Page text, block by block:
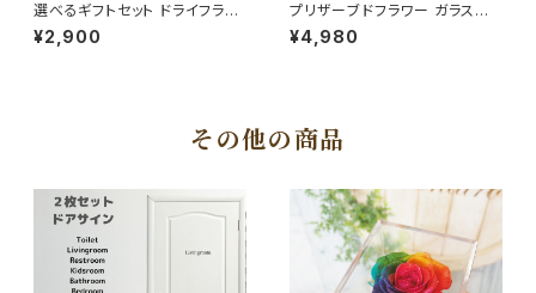
選べるギフトセット ドライフラワ
ー フェイスローラー マッサージ
ローラー エンペロープ 壁掛け
¥2,900
プリザーブドフラワー ガラスボト
ルフラワー ４color ガラスドー
ム レッド イエロー パープル ブ
¥4,980
その他の商品